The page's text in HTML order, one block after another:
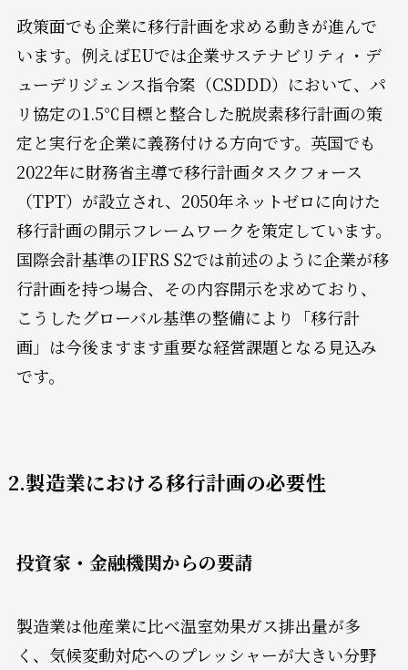
政策面でも企業に移行計画を求める動きが進んで
います。例えばEUでは企業サステナビリティ・デ
ューデリジェンス指令案（CSDDD）において、パ
リ協定の1.5℃目標と整合した脱炭素移行計画の策
定と実行を企業に義務付ける方向です。英国でも
2022年に財務省主導で移行計画タスクフォース
（TPT）が設立され、2050年ネットゼロに向けた
移行計画の開示フレームワークを策定しています。
国際会計基準のIFRS S2では前述のように企業が移
行計画を持つ場合、その内容開示を求めており、
こうしたグローバル基準の整備により「移行計
画」は今後ますます重要な経営課題となる見込み
です。
2.製造業における移行計画の必要性
投資家・金融機関からの要請
製造業は他産業に比べ温室効果ガス排出量が多
く、気候変動対応へのプレッシャーが大きい分野